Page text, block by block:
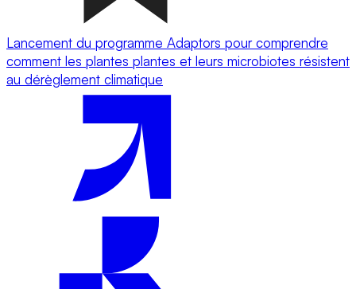
Lancement du programme Adaptors pour comprendre
comment les plantes plantes et leurs microbiotes résistent
au dérèglement climatique